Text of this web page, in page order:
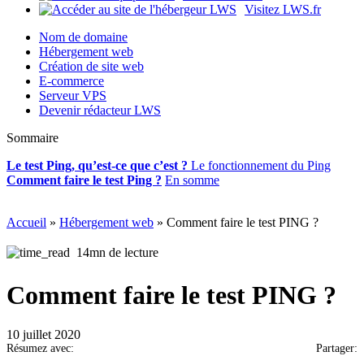
Visitez LWS.fr
Nom de domaine
Hébergement web
Création de site web
E-commerce
Serveur VPS
Devenir rédacteur LWS
Sommaire
Le test Ping, qu’est-ce que c’est ? Le fonctionnement du Ping
Comment faire le test Ping ? En somme
Accueil » Hébergement web » Comment faire le test PING ?
14mn de lecture
Comment faire le test PING ?
10 juillet 2020
Résumez avec: Partager: